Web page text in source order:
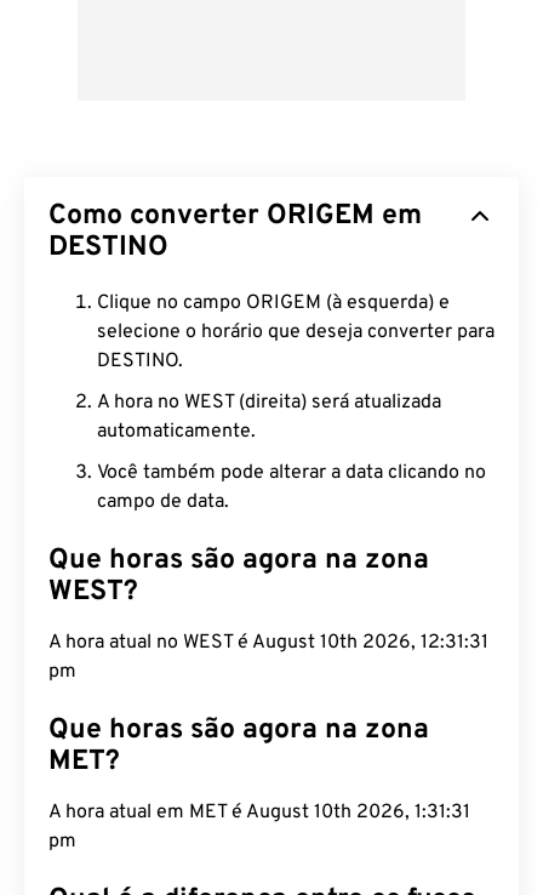
Como converter ORIGEM em
DESTINO
Clique no campo ORIGEM (à esquerda) e
selecione o horário que deseja converter para
DESTINO.
A hora no WEST (direita) será atualizada
automaticamente.
Você também pode alterar a data clicando no
campo de data.
Que horas são agora na zona
WEST?
A hora atual no WEST é August 10th 2026, 12:31:32
pm
Que horas são agora na zona
MET?
A hora atual em MET é August 10th 2026, 1:31:32
pm